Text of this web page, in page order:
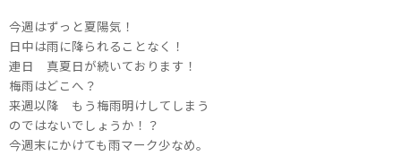
今週はずっと夏陽気！
日中は雨に降られることなく！
連日 真夏日が続いております！
梅雨はどこへ？
来週以降 もう梅雨明けしてしまう
のではないでしょうか！？
今週末にかけても雨マーク少なめ。